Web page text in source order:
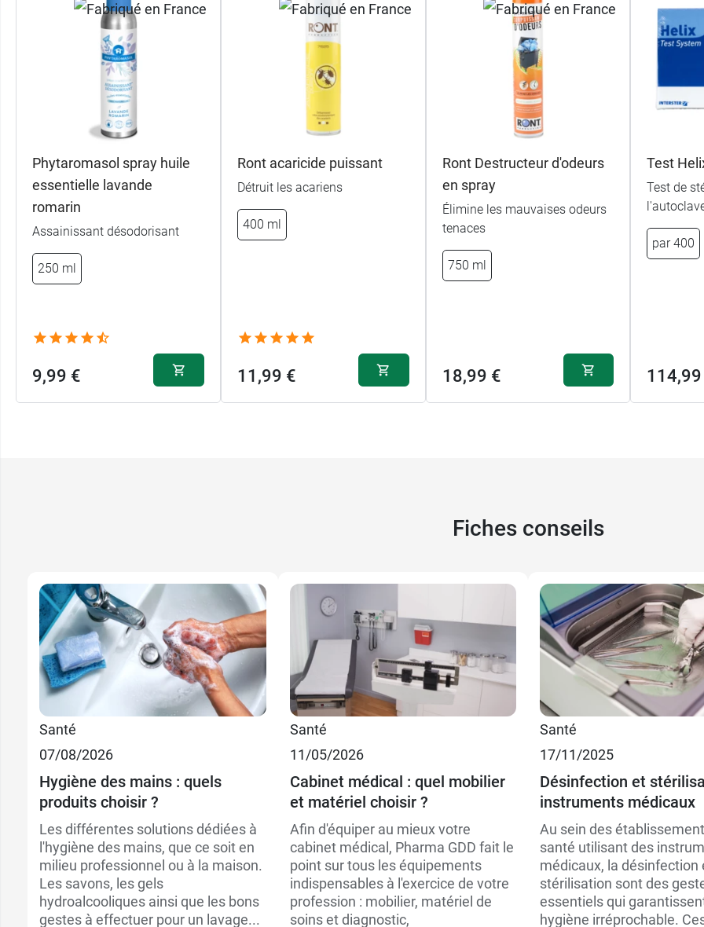
Phytaromasol spray huile
essentielle lavande
romarin
Assainissant désodorisant
250 ml
9,99 €
Ront acaricide puissant
Détruit les acariens
400 ml
11,99 €
Ront Destructeur d'odeurs
en spray
Élimine les mauvaises odeurs
tenaces
750 ml
18,99 €
Test
Test de
par 400
Fiches conseils
Santé
07/08/2026
Hygiène des mains : quels
produits choisir ?
Les différentes solutions dédiées à
l'hygiène des mains, que ce soit en
milieu professionnel ou à la maison.
Les savons, les gels
hydroalcooliques ainsi que les bons
gestes à effectuer pour un lavage...
Santé
11/05/2026
Cabinet médical : quel mobilier
et matériel choisir ?
Afin d'équiper au mieux votre
cabinet médical, Pharma GDD fait le
point sur tous les équipements
indispensables à l'exercice de votre
profession : mobilier, matériel de
soins et diagnostic,
Santé
17/11/2025
Désinfection et
instruments médicaux
Au sein des
santé utilisant des
médicaux, la désinfection
stérilisation sont des
essentiels qui
hygiène irréprochable.